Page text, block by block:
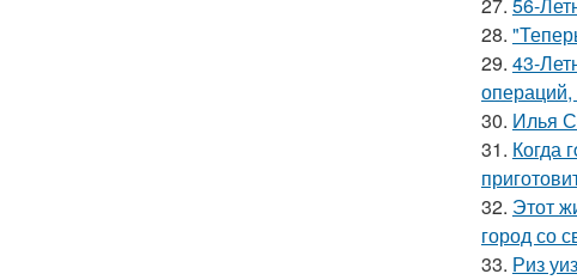
28.
29. 43-
30. Илья
31. Когда
32. Этот
город со
33. Риз